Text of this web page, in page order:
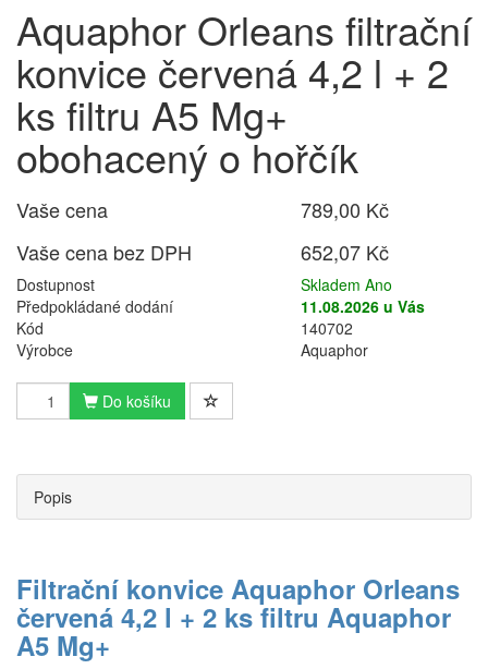
Aquaphor Orleans filtrační
konvice červená 4,2 l + 2
ks filtru A5 Mg+
obohacený o hořčík
Vaše cena
789,00 Kč
Vaše cena bez DPH
652,07 Kč
Dostupnost
Skladem Ano
Předpokládané dodání
11.08.2026 u Vás
Kód
140702
Výrobce
Aquaphor
Do košíku
Popis
Filtrační konvice Aquaphor Orleans
červená 4,2 l + 2 ks filtru Aquaphor
A5 Mg+